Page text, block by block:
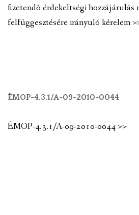
fizetendõ érdekeltségi hozzájárulás
felfüggesztésére irányuló kérelem
ÉMOP-4.3.1/A-09-2010-0044
ÉMOP-4.3.1/A-09-2010-0044 >>